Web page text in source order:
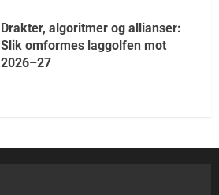
Drakter, algoritmer og allianser:
Slik omformes laggolfen mot
2026–27